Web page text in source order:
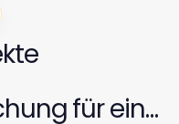
für ein